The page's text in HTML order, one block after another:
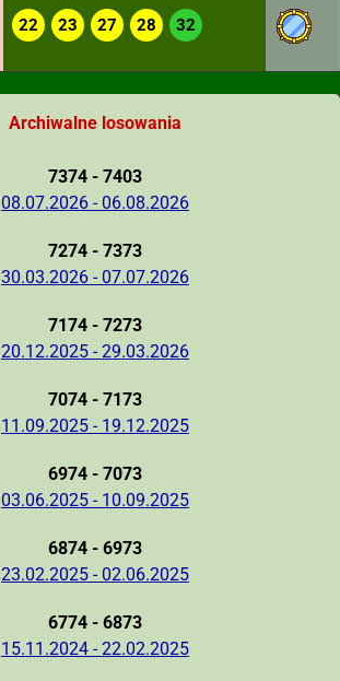
22 23 27 28 32
Archiwalne losowania
7374 - 7403
08.07.2026 - 06.08.2026
7274 - 7373
30.03.2026 - 07.07.2026
7174 - 7273
20.12.2025 - 29.03.2026
7074 - 7173
11.09.2025 - 19.12.2025
6974 - 7073
03.06.2025 - 10.09.2025
6874 - 6973
23.02.2025 - 02.06.2025
6774 - 6873
15.11.2024 - 22.02.2025